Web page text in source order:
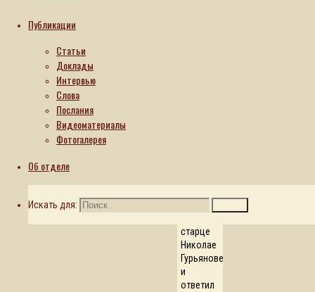
Публикации
Статьи
Доклады
Интервью
Слова
Послания
Видеоматериалы
Фотогалерея
Об отделе
Искать для:
старце
Николае
Гурьянове
и
ответил